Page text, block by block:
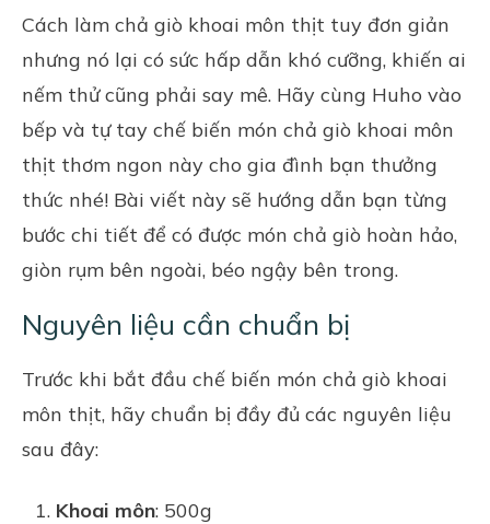
Cách làm chả giò khoai môn thịt tuy đơn giản
nhưng nó lại có sức hấp dẫn khó cưỡng, khiến ai
nếm thử cũng phải say mê. Hãy cùng Huho vào
bếp và tự tay chế biến món chả giò khoai môn
thịt thơm ngon này cho gia đình bạn thưởng
thức nhé! Bài viết này sẽ hướng dẫn bạn từng
bước chi tiết để có được món chả giò hoàn hảo,
giòn rụm bên ngoài, béo ngậy bên trong.
Nguyên liệu cần chuẩn bị
Trước khi bắt đầu chế biến món chả giò khoai
môn thịt, hãy chuẩn bị đầy đủ các nguyên liệu
sau đây:
Khoai môn: 500g